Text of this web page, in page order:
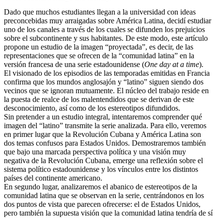
Dado que muchos estudiantes llegan a la universidad con ideas
preconcebidas muy arraigadas sobre América Latina, decidí estudiar
uno de los canales a través de los cuales se difunden los prejuicios
sobre el subcontinente y sus habitantes. De este modo, este artículo
propone un estudio de la imagen “proyectada”, es decir, de las
representaciones que se ofrecen de la “comunidad latina” en la
versión francesa de una serie estadounidense (One day at a time).
El visionado de los episodios de las temporadas emitidas en Francia
confirma que los mundos anglosajón y “latino” siguen siendo dos
vecinos que se ignoran mutuamente. El núcleo del trabajo reside en
la puesta de realce de los malentendidos que se derivan de este
desconocimiento, así como de los estereotipos difundidos.
Sin pretender a un estudio integral, intentaremos comprender qué
imagen del “latino” transmite la serie analizada. Para ello, veremos
en primer lugar que la Revolución Cubana y América Latina son
dos temas confusos para Estados Unidos. Demostraremos también
que bajo una marcada perspectiva política y una visión muy
negativa de la Revolución Cubana, emerge una reflexión sobre el
sistema político estadounidense y los vínculos entre los distintos
países del continente americano.
En segundo lugar, analizaremos el abanico de estereotipos de la
comunidad latina que se observan en la serie, centrándonos en los
dos puntos de vista que parecen ofrecerse: el de Estados Unidos,
pero también la supuesta visión que la comunidad latina tendría de sí